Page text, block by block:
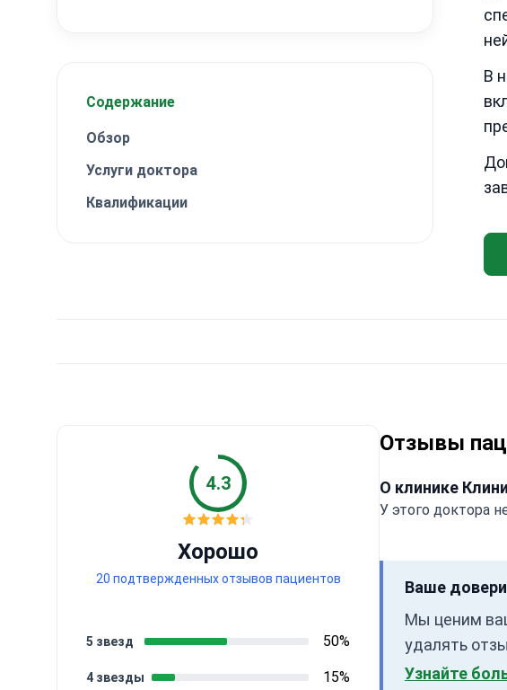
Содержание
Обзор
Услуги доктора
Квалификации
В
4.3
Хорошо
20 подтвержденных отзывов пациентов
4 звезды 15%
5 звезд 50%
Отзывы
О клинике
У этого доктора
Ваше
Мы ценим
удалять
Узнайте